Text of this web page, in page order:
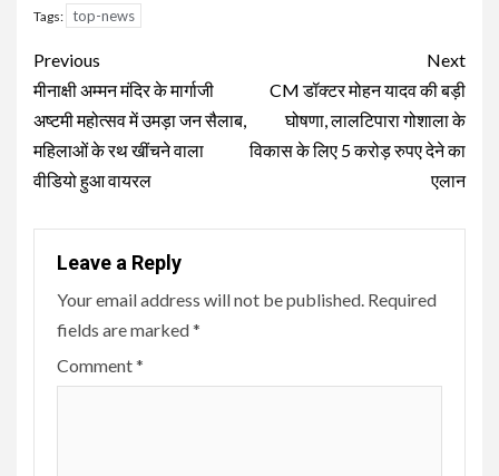
Tags: top-news
Continue
Reading
Previous
मीनाक्षी अम्मन मंदिर के मार्गाजी
अष्टमी महोत्सव में उमड़ा जन सैलाब,
महिलाओं के रथ खींचने वाला
वीडियो हुआ वायरल
Next
CM डॉक्टर मोहन यादव की बड़ी
घोषणा, लालटिपारा गोशाला के
विकास के लिए 5 करोड़ रुपए देने का
एलान
Leave a Reply
Your email address will not be published. Required
fields are marked*
Comment*